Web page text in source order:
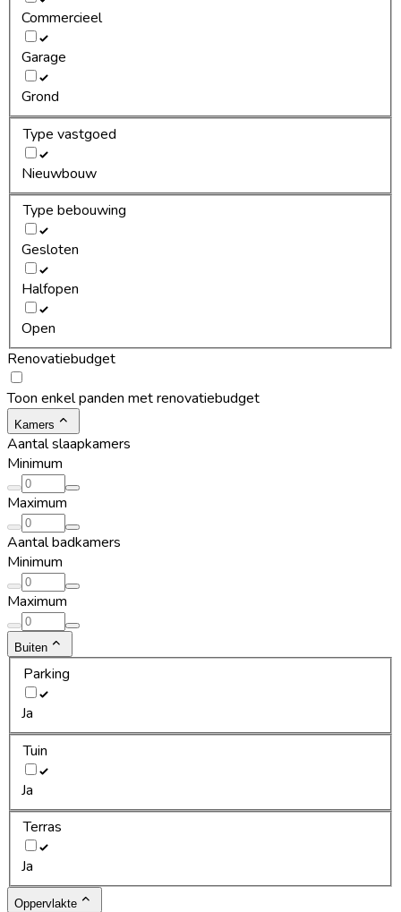
Commercieel
Garage
Grond
Type vastgoed
Nieuwbouw
Type bebouwing
Gesloten
Halfopen
Open
Renovatiebudget
Toon enkel panden met renovatiebudget
Kamers
Aantal slaapkamers
Minimum
Maximum
Aantal badkamers
Minimum
Maximum
Buiten
Parking
Ja
Tuin
Ja
Terras
Ja
Oppervlakte